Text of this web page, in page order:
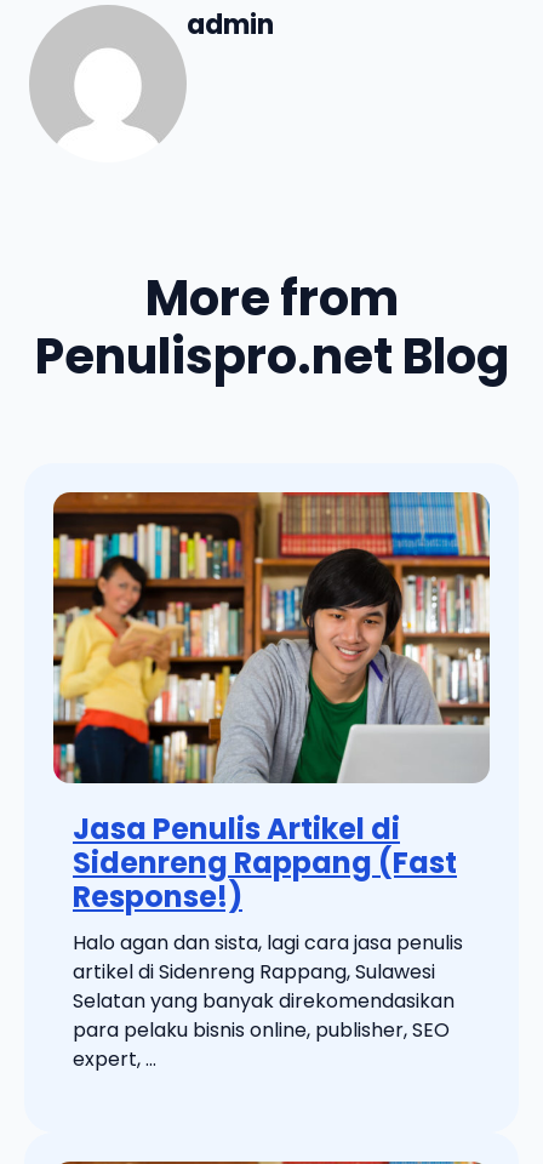
admin
More from
Penulispro.net Blog
Jasa Penulis Artikel di
Sidenreng Rappang (Fast
Response!)
Halo agan dan sista, lagi cara jasa penulis
artikel di Sidenreng Rappang, Sulawesi
Selatan yang banyak direkomendasikan
para pelaku bisnis online, publisher, SEO
expert, ...